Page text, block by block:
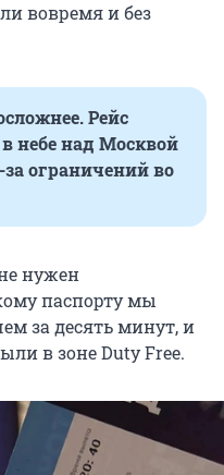
вовремя и без
Рейс
небе над Москвой
ограничений во
нужен
паспорту мы
за десять минут, и
в зоне Duty Free.